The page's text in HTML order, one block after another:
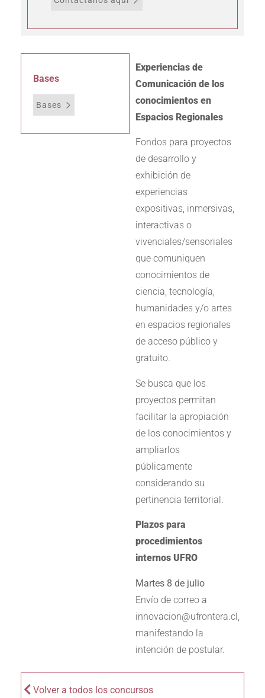
Bases
Bases
Experiencias de
Comunicación de los
conocimientos en
Espacios Regionales
Fondos para proyectos
de desarrollo y
exhibición de
experiencias
expositivas, inmersivas,
interactivas o
vivenciales/sensoriales
que comuniquen
conocimientos de
ciencia, tecnología,
humanidades y/o artes
en espacios regionales
de acceso público y
gratuito.
Se busca que los
proyectos permitan
facilitar la apropiación
de los conocimientos y
ampliarlos
públicamente
considerando su
pertinencia territorial.
Plazos para
procedimientos
internos UFRO
Martes 8 de julio
Envío de correo a
innovacion@ufrontera.cl,
manifestando la
intención de postular.
Volver a todos los concursos